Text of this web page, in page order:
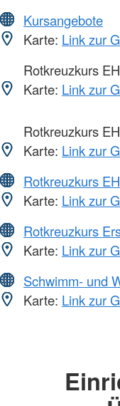
Kursangebote
Karte: Link zur
Rotkreuzkurs
Karte: Link zur
Rotkreuzkurs
Karte: Link zur
Rotkreuzkurs
Karte: Link zur
Rotkreuzkurs
Karte: Link zur
Schwimm- und
Karte: Link zur